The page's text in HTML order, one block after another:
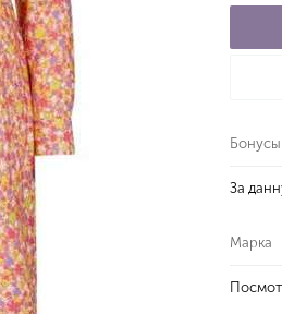
Бонусы
За
Марка